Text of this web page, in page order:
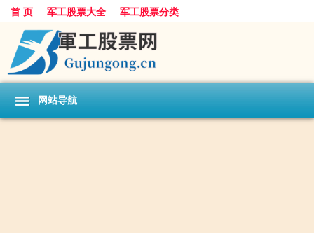
首 页 军工股票大全 军工股票分类
网站导航